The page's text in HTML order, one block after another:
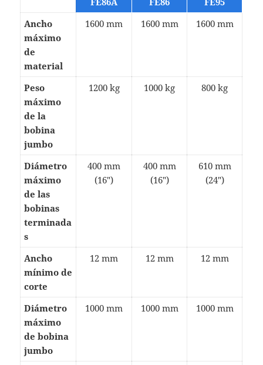
Ancho
máximo
de
material
1600 mm 1600 mm 1600 mm
Peso
máximo
de la
bobina
jumbo
1200 kg 1000 kg 800 kg
Diámetro
máximo
de las
bobinas
terminada
s
400 mm
(16″)
400 mm
(16″)
610 mm
(24″)
Ancho
mínimo de
corte
12 mm 12 mm 12 mm
Diámetro
máximo
de bobina
jumbo
1000 mm 1000 mm 1000 mm